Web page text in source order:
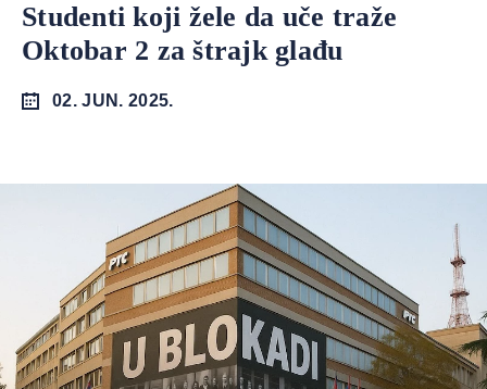
Studenti koji žele da uče traže
Oktobar 2 za štrajk glađu
02. JUN. 2025.